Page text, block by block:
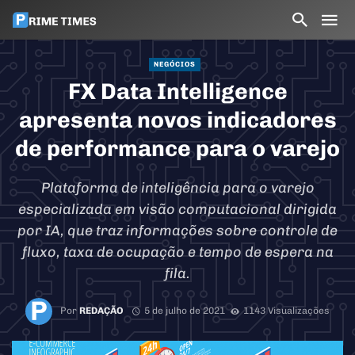
NEGÓCIOS
FX Data Intelligence
apresenta novos indicadores
de performance para o varejo
Plataforma de inteligência para o varejo
especializada em visão computacional dirigida
por IA, que traz informações sobre controle de
fluxo, taxa de ocupação e tempo de espera na
fila.
PorREDAÇÃO 5 de julho de 2021 1143 Visualizações